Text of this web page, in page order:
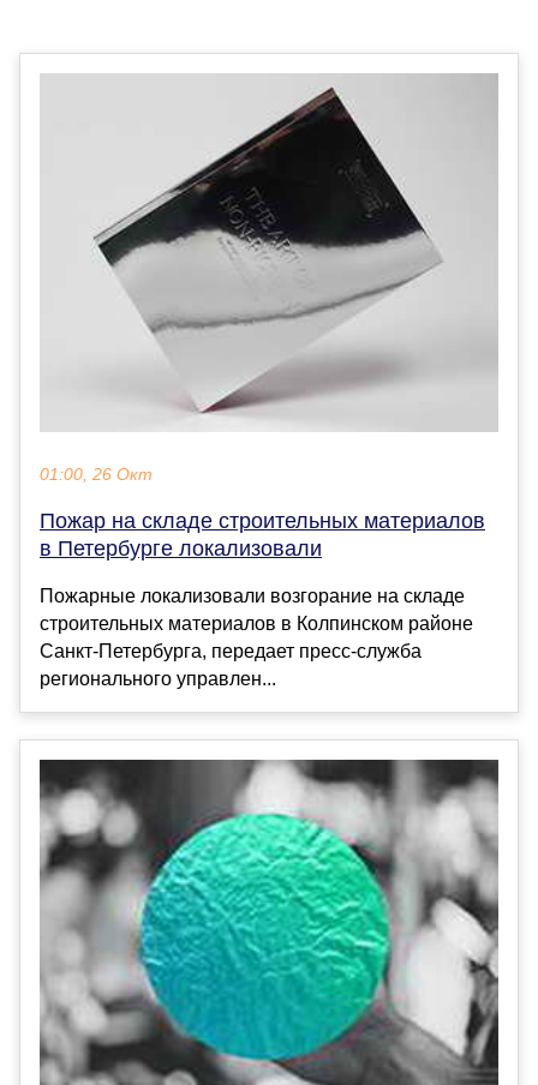
01:00, 26 Окт
Пожар на складе строительных материалов
в Петербурге локализовали
Пожарные локализовали возгорание на складе
строительных материалов в Колпинском районе
Санкт-Петербурга, передает пресс-служба
регионального управлен...